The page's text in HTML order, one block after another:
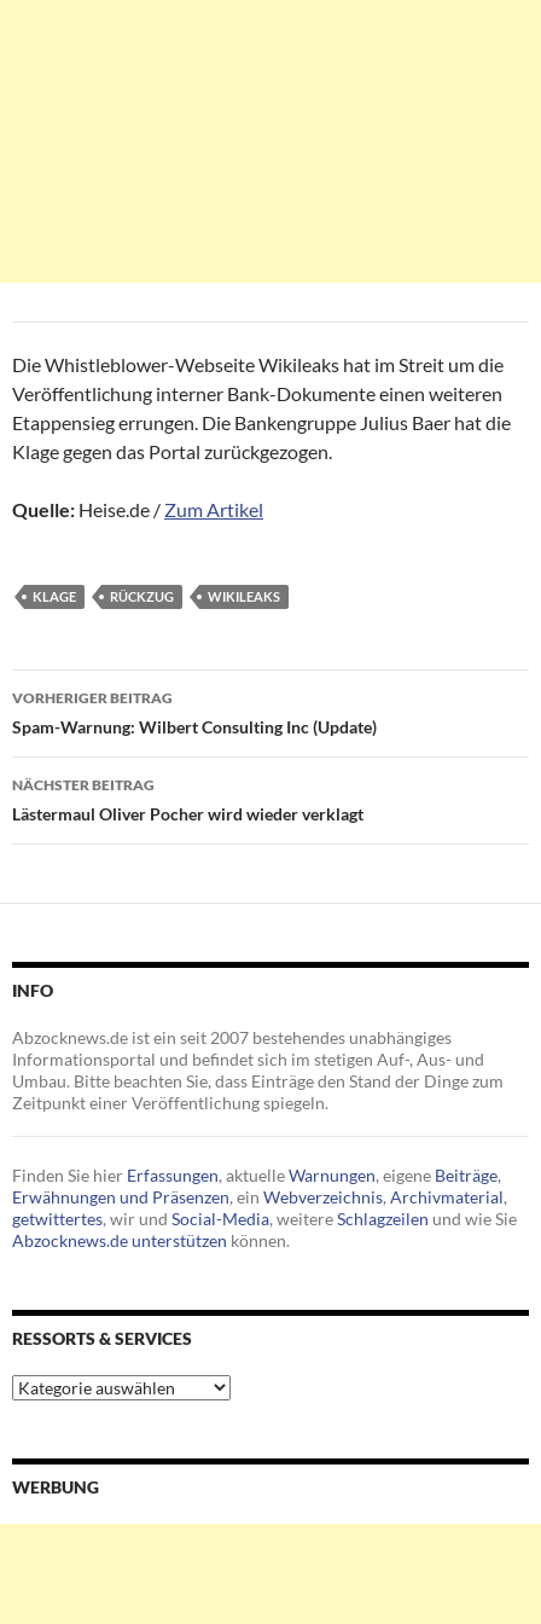
Die Whistleblower-Webseite Wikileaks hat im Streit um die
Veröffentlichung interner Bank-Dokumente einen weiteren
Etappensieg errungen. Die Bankengruppe Julius Baer hat die
Klage gegen das Portal zurückgezogen.
Quelle: Heise.de / Zum Artikel
KLAGE RÜCKZUG WIKILEAKS
Beitragsnavigation
VORHERIGER BEITRAG
Spam-Warnung: Wilbert Consulting Inc (Update)
NÄCHSTER BEITRAG
Lästermaul Oliver Pocher wird wieder verklagt
INFO
Abzocknews.de ist ein seit 2007 bestehendes unabhängiges
Informationsportal und befindet sich im stetigen Auf-, Aus- und
Umbau. Bitte beachten Sie, dass Einträge den Stand der Dinge zum
Zeitpunkt einer Veröffentlichung spiegeln.
Finden Sie hier Erfassungen, aktuelleWarnungen, eigene Beiträge,
Erwähnungen und Präsenzen, ein Webverzeichnis, Archivmaterial,
getwittertes, wir und Social-Media, weitereSchlagzeilen und wie Sie
Abzocknews.de unterstützen können.
RESSORTS & SERVICES
Ressorts
&
WERBUNG